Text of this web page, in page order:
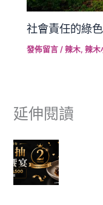
社會責任的綠
發佈留言 /辣木,辣木
延伸閱讀